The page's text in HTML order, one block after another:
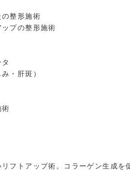
整形施術
プの整形施術
・肝斑）
術
フトアップ術。コラーゲン生成を